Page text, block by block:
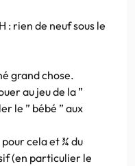
: rien de neuf sous le
grand chose.
au jeu de la ”
le ” bébé ” aux
pour cela et ¾ du
(en particulier le